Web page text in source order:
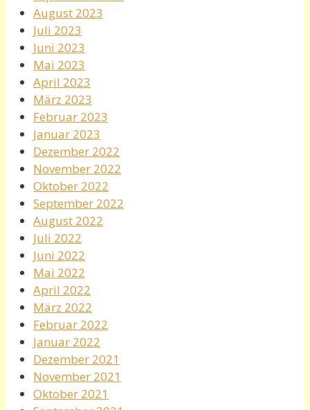
August 2023
Juli 2023
Juni 2023
Mai 2023
April 2023
März 2023
Februar 2023
Januar 2023
Dezember 2022
November 2022
Oktober 2022
September 2022
August 2022
Juli 2022
Juni 2022
Mai 2022
April 2022
März 2022
Februar 2022
Januar 2022
Dezember 2021
November 2021
Oktober 2021